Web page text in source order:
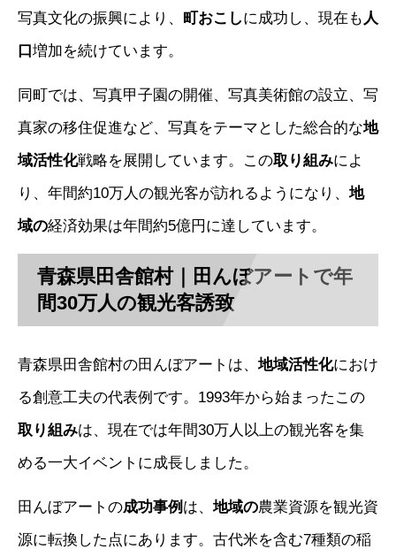
写真文化の振興により、
町おこしに成功し、現在も 人
口 増加を続けています。
同町では、写真甲子園の開催、写真美術館の設立、写
真家の移住促進など、写真をテーマとした総合的な地
域活性化戦略を展開しています。この取り組みによ
り、年間約10万人の観光客が訪れるようになり、 地
域の経済効果は年間約5億円に達しています。
青森県田舎館村｜田んぼアートで年
間30万人の観光客誘致
青森県田舎館村の田んぼアートは、 地域活性化におけ
る創意工夫の代表例です。1993年から始まったこの
取り組みは、現在では年間30万人以上の観光客を集
める一大イベントに成長しました。
田んぼアートの成功事例 は、 地域の農業資源を観光資
源に転換した点にあります。古代米を含む7種類の稲